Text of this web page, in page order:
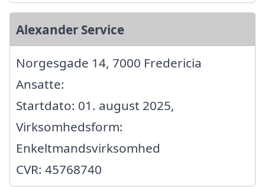
Alexander Service
Norgesgade 14, 7000 Fredericia
Ansatte:
Startdato: 01. august 2025,
Virksomhedsform:
Enkeltmandsvirksomhed
CVR: 45768740